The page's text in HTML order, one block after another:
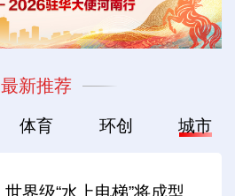
最新推荐
体育 环创 城市
世界级“水上电梯”将成型